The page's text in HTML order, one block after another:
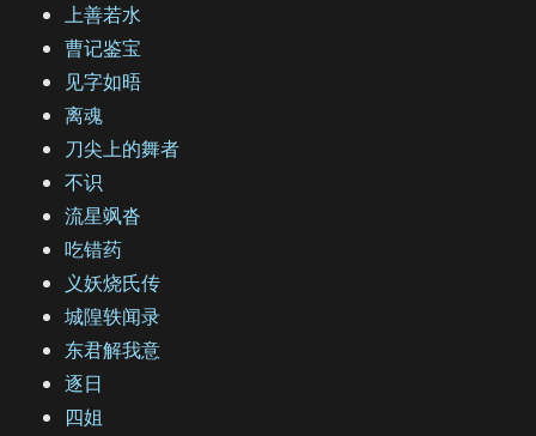
上善若水
曹记鉴宝
见字如晤
离魂
刀尖上的舞者
不识
流星飒沓
吃错药
义妖烧氏传
城隍轶闻录
东君解我意
逐日
四姐